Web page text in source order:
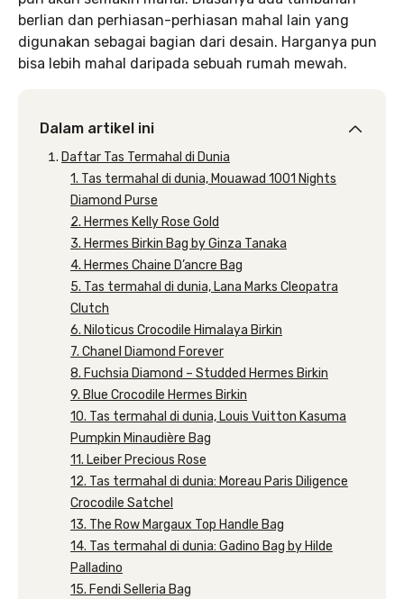
berlian dan perhiasan-perhiasan mahal lain yang
digunakan sebagai bagian dari desain. Harganya pun
bisa lebih mahal daripada sebuah rumah mewah.
Dalam artikel ini
Daftar Tas Termahal di Dunia
1. Tas termahal di dunia, Mouawad 1001 Nights
Diamond Purse
2. Hermes Kelly Rose Gold
3. Hermes Birkin Bag by Ginza Tanaka
4. Hermes Chaine D’ancre Bag
5. Tas termahal di dunia, Lana Marks Cleopatra
Clutch
6. Niloticus Crocodile Himalaya Birkin
7. Chanel Diamond Forever
8. Fuchsia Diamond – Studded Hermes Birkin
9. Blue Crocodile Hermes Birkin
10. Tas termahal di dunia, Louis Vuitton Kasuma
Pumpkin Minaudière Bag
11. Leiber Precious Rose
12. Tas termahal di dunia: Moreau Paris Diligence
Crocodile Satchel
13. The Row Margaux Top Handle Bag
14. Tas termahal di dunia: Gadino Bag by Hilde
Palladino
15. Fendi Selleria Bag